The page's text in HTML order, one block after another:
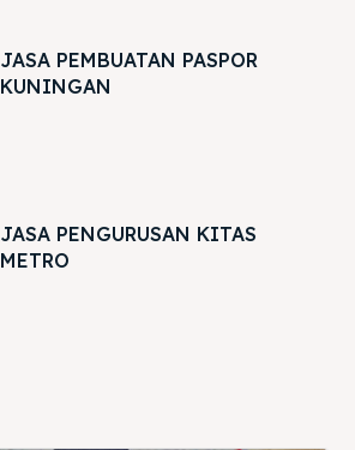
JASA PEMBUATAN PASPOR
KUNINGAN
JASA PENGURUSAN KITAS
METRO